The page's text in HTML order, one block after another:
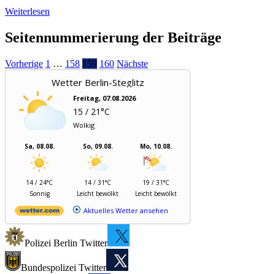
Weiterlesen
Seitennummerierung der Beiträge
Vorherige 1 … 158 159 160 Nächste
Wetter Berlin-Steglitz
Freitag, 07.08.2026
15 / 21°C
Wolkig
Sa, 08.08.
14 / 24°C
Sonnig
So, 09.08.
14 / 31°C
Leicht bewölkt
Mo, 10.08.
19 / 31°C
Leicht bewölkt
Aktuelles Wetter ansehen
Polizei Berlin Twitter
Bundespolizei Twitter